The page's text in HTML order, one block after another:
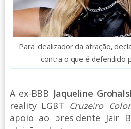
Para idealizador da atração,
contra o que é defendido
A ex-BBB Jaqueline
reality LGBT Cruzeiro
apoio ao presidente Jair